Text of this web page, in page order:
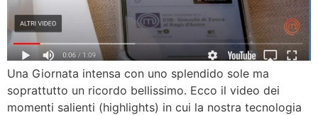
Una Giornata intensa con uno splendido sole ma
soprattutto un ricordo bellissimo. Ecco il video dei
momenti salienti (highlights) in cui la nostra tecnologia